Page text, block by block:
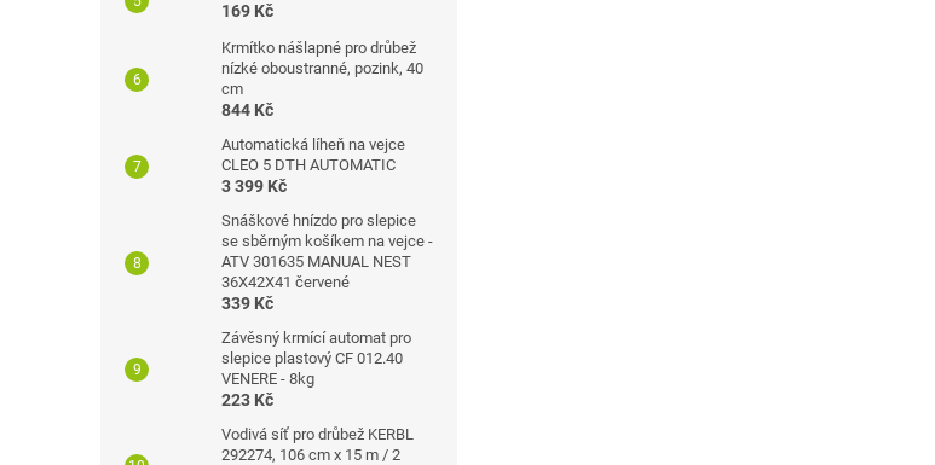
169 Kč
Krmítko nášlapné pro drůbež
nízké oboustranné, pozink, 40
cm
844 Kč
Automatická líheň na vejce
CLEO 5 DTH AUTOMATIC
3 399 Kč
Snáškové hnízdo pro slepice
se sběrným košíkem na vejce -
ATV 301635 MANUAL NEST
36X42X41 červené
339 Kč
Závěsný krmící automat pro
slepice plastový CF 012.40
VENERE - 8kg
223 Kč
Vodivá síť pro drůbež KERBL
292274, 106 cm x 15 m / 2